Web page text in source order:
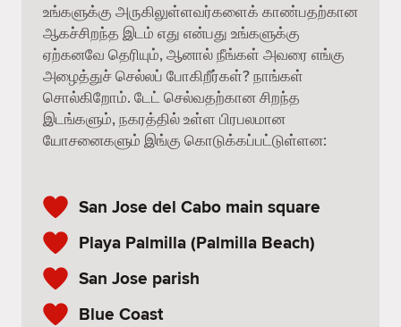
உங்களுக்கு அருகிலுள்ளவர்களைக் காண்பதற்கான
ஆகச்சிறந்த இடம் எது என்பது உங்களுக்கு
ஏற்கனவே தெரியும், ஆனால் நீங்கள் அவரை எங்கு
அழைத்துச் செல்லப் போகிறீர்கள்? நாங்கள்
சொல்கிறோம். டேட் செல்வதற்கான சிறந்த
இடங்களும், நகரத்தில் உள்ள பிரபலமான
யோசனைகளும் இங்கு கொடுக்கப்பட்டுள்ளன:
San Jose del Cabo main square
Playa Palmilla (Palmilla Beach)
San Jose parish
Blue Coast